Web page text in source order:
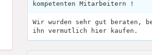
kompetenten Mitarbeitern !
Wir wurden sehr gut beraten,
ihn vermutlich hier kaufen.